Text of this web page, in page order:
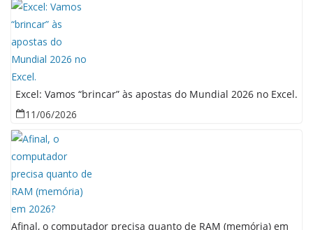
Excel: Vamos “brincar” às apostas do Mundial 2026 no Excel.
11/06/2026
Afinal, o computador precisa quanto de RAM (memória) em